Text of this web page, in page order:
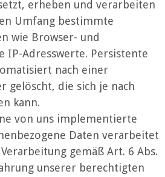
erheben und verarbeiten
Umfang bestimmte
wie Browser- und
IP-Adresswerte. Persistente
nach einer
gelöscht, die sich je nach
kann.
von uns implementierte
Daten verarbeitet
gemäß Art. 6 Abs.
unserer berechtigten